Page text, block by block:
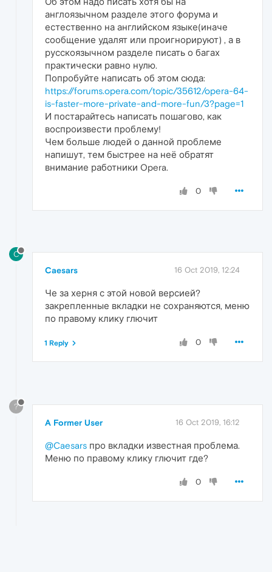
англоязычном разделе этого форума и
естественно на английском языке(иначе
сообщение удалят или проигнорируют) , а в
русскоязычном разделе писать о багах
практически равно нулю.
Попробуйте написать об этом сюда:
https://forums.opera.com/topic/35612/opera-64-
is-faster-more-private-and-more-fun/3?page=1
И постарайтесь написать пошагово, как
воспроизвести проблему!
Чем больше людей о данной проблеме
напишут, тем быстрее на неё обратят
внимание работники Opera.
0
C
Caesars 16 Oct 2019, 12:24
Че за херня с этой новой версией?
закрепленные вкладки не сохраняются, меню
по правому клику глючит
0
1 Reply
?
A Former User 16 Oct 2019, 16:12
@Caesars про вкладки известная проблема.
Меню по правому клику глючит где?
0